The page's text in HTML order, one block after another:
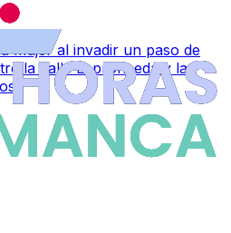
mujer al invadir un paso de
la calle Espronceda y la